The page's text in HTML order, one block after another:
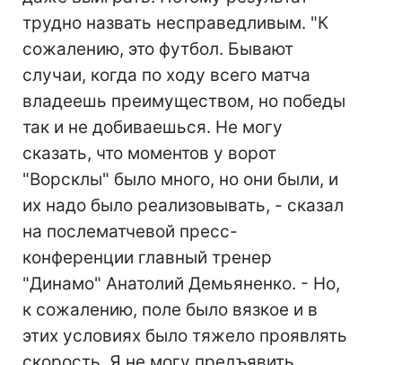
трудно назвать несправедливым. "К
сожалению, это футбол. Бывают
случаи, когда по ходу всего матча
владеешь преимуществом, но победы
так и не добиваешься. Не могу
сказать, что моментов у ворот
"Ворсклы" было много, но они были, и
их надо было реализовывать, - сказал
на послематчевой пресс-
конференции главный тренер
"Динамо" Анатолий Демьяненко. - Но,
к сожалению, поле было вязкое и в
этих условиях было тяжело проявлять